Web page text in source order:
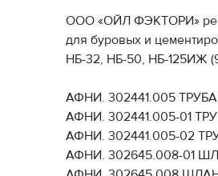
ООО «ОЙЛ ФЭКТОРИ»
для буровых и
НБ-32, НБ-50, НБ-125ИЖ
АФНИ. 302441.005 ТРУБА
АФНИ. 302441.005-01
АФНИ. 302441.005-02
АФНИ. 302645.008-01